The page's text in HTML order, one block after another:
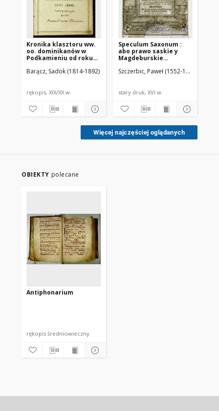
Kronika klasztoru ww.
oo. dominikanów w
Podkamieniu od roku
księdza Sadoka
Barącz, Sadok (1814-1892)
rękopis, XIX/XX w.
Speculum Saxonum :
abo prawo saskie y
Magdeburskie
z Laćinskich y
Szczerbic, Paweł (1552-1609). Tł.
stary druk, XVI w.
Więcej najczęściej oglądanych
OBIEKTY polecane
Antiphonarium
rękopis średniowieczny